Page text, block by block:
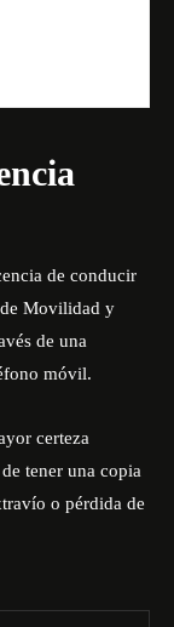
de conducir
de Movilidad y
de una
móvil.
certeza
tener una copia
o pérdida de